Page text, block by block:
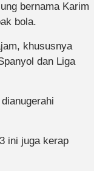
bernama Karim
bola.
khususnya
dan Liga
ini juga kerap